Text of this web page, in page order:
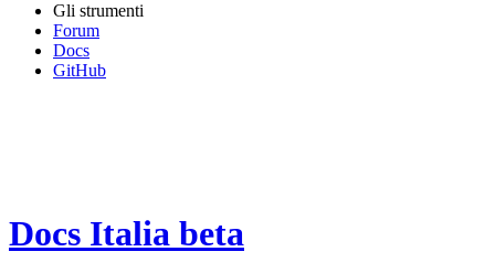
Gli strumenti
Forum
Docs
GitHub
Docs Italia beta